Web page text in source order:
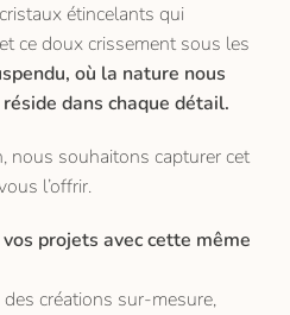
étincelants qui
ce doux crissement sous les
où la nature nous
dans chaque détail.
nous souhaitons capturer cet
l’offrir.
projets avec cette même
créations sur-mesure,